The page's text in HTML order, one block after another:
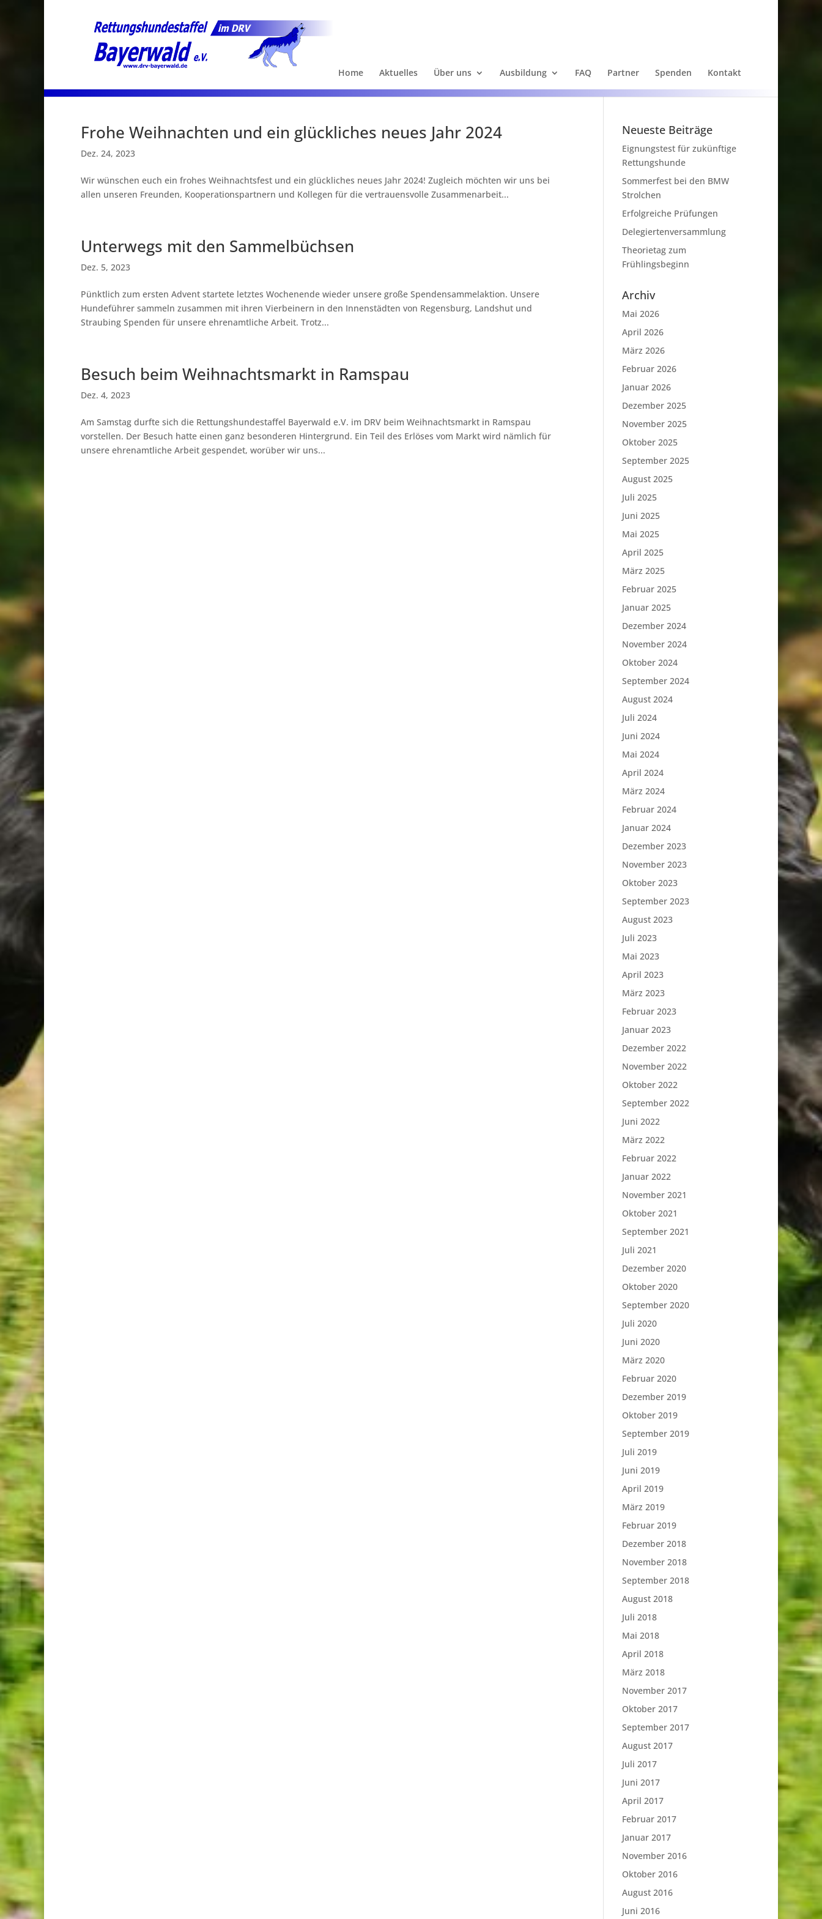
Home Aktuelles Über uns Ausbildung FAQ Partner Spenden Kontakt
Frohe Weihnachten und ein glückliches neues Jahr 2024
Dez. 24, 2023
Wir wünschen euch ein frohes Weihnachtsfest und ein glückliches neues Jahr 2024! Zugleich möchten wir uns bei
allen unseren Freunden, Kooperationspartnern und Kollegen für die vertrauensvolle Zusammenarbeit...
Unterwegs mit den Sammelbüchsen
Dez. 5, 2023
Pünktlich zum ersten Advent startete letztes Wochenende wieder unsere große Spendensammelaktion. Unsere
Hundeführer sammeln zusammen mit ihren Vierbeinern in den Innenstädten von Regensburg, Landshut und
Straubing Spenden für unsere ehrenamtliche Arbeit. Trotz...
Besuch beim Weihnachtsmarkt in Ramspau
Dez. 4, 2023
Am Samstag durfte sich die Rettungshundestaffel Bayerwald e.V. im DRV beim Weihnachtsmarkt in Ramspau
vorstellen. Der Besuch hatte einen ganz besonderen Hintergrund. Ein Teil des Erlöses vom Markt wird nämlich für
unsere ehrenamtliche Arbeit gespendet, worüber wir uns...
Neueste Beiträge
Eignungstest für zukünftige
Rettungshunde
Sommerfest bei den BMW
Strolchen
Erfolgreiche Prüfungen
Delegiertenversammlung
Theorietag zum
Frühlingsbeginn
Archiv
Mai 2026
April 2026
März 2026
Februar 2026
Januar 2026
Dezember 2025
November 2025
Oktober 2025
September 2025
August 2025
Juli 2025
Juni 2025
Mai 2025
April 2025
März 2025
Februar 2025
Januar 2025
Dezember 2024
November 2024
Oktober 2024
September 2024
August 2024
Juli 2024
Juni 2024
Mai 2024
April 2024
März 2024
Februar 2024
Januar 2024
Dezember 2023
November 2023
Oktober 2023
September 2023
August 2023
Juli 2023
Mai 2023
April 2023
März 2023
Februar 2023
Januar 2023
Dezember 2022
November 2022
Oktober 2022
September 2022
Juni 2022
März 2022
Februar 2022
Januar 2022
November 2021
Oktober 2021
September 2021
Juli 2021
Dezember 2020
Oktober 2020
September 2020
Juli 2020
Juni 2020
März 2020
Februar 2020
Dezember 2019
Oktober 2019
September 2019
Juli 2019
Juni 2019
April 2019
März 2019
Februar 2019
Dezember 2018
November 2018
September 2018
August 2018
Juli 2018
Mai 2018
April 2018
März 2018
November 2017
Oktober 2017
September 2017
August 2017
Juli 2017
Juni 2017
April 2017
Februar 2017
Januar 2017
November 2016
Oktober 2016
August 2016
Juni 2016